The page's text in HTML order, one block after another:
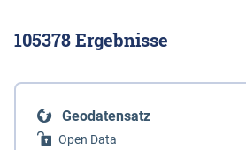
105378Ergebnisse
Geodatensatz
Open Data